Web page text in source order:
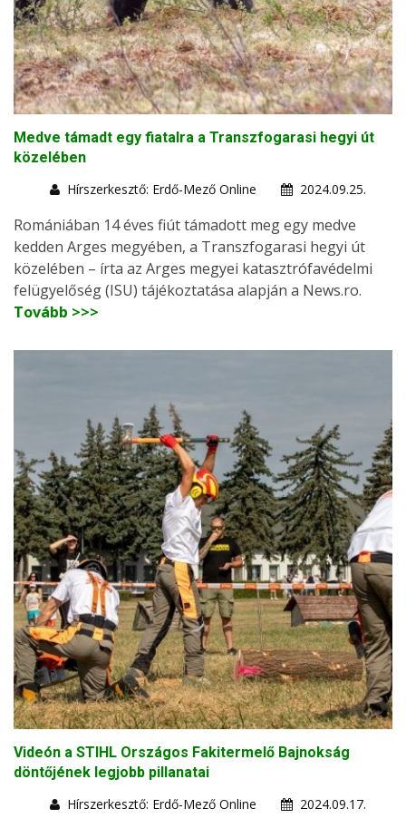
Medve támadt egy fiatalra a Transzfogarasi hegyi út
közelében
Hírszerkesztő: Erdő-Mező Online
2024.09.25.
Romániában 14 éves fiút támadott meg egy medve
kedden Arges megyében, a Transzfogarasi hegyi út
közelében – írta az Arges megyei katasztrófavédelmi
felügyelőség (ISU) tájékoztatása alapján a News.ro.
Tovább >>>
Videón a STIHL Országos Fakitermelő Bajnokság
döntőjének legjobb pillanatai
Hírszerkesztő: Erdő-Mező Online
2024.09.17.